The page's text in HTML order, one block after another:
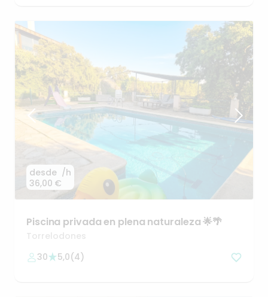
desde
36,00 €
/h
Piscina privadaen plena naturaleza🌟🌴
Torrelodones
30
5,0(4)